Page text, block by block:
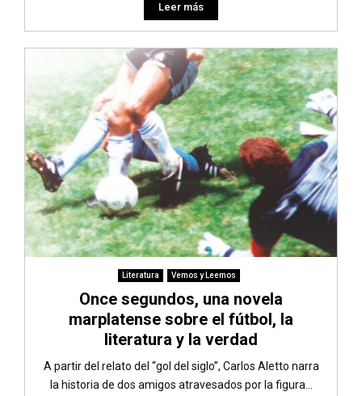
Leer más
Literatura Vemos y Leemos
Once segundos, una novela
marplatense sobre el fútbol, la
literatura y la verdad
A partir del relato del “gol del siglo”, Carlos Aletto narra
la historia de dos amigos atravesados por la figura...